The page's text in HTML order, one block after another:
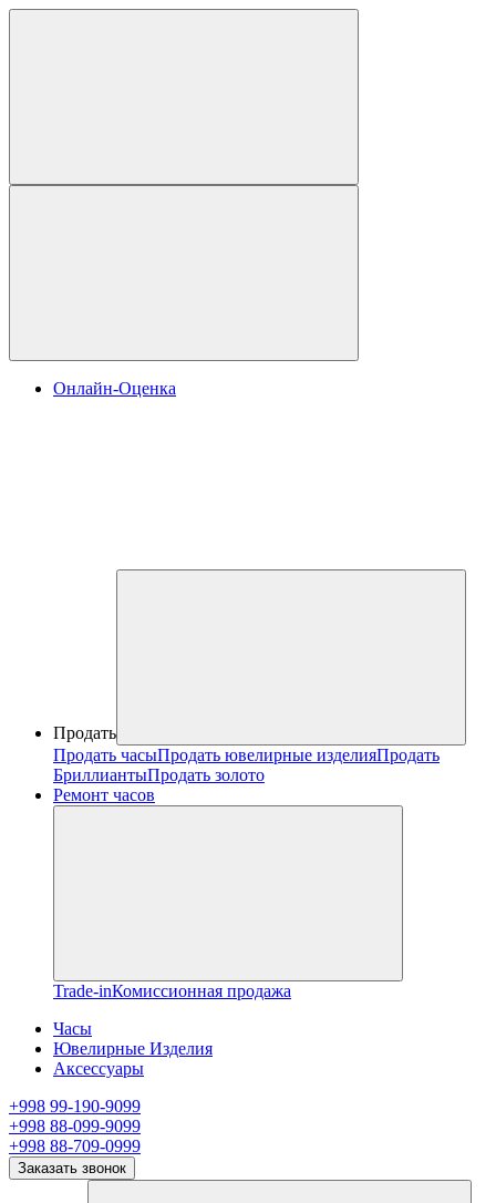
Онлайн-Оценка
Продать
Продать часыПродать ювелирные изделияПродать
БриллиантыПродать золото
Ремонт часов
Trade-inКомиссионная продажа
Часы
Ювелирные Изделия
Аксессуары
+998 99-190-9099
+998 88-099-9099
+998 88-709-0999
Заказать звонок